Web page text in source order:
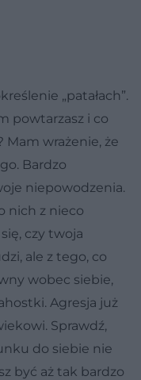
„patałach”.
powtarzasz i co
Mam wrażenie, że
Bardzo
niepowodzenia.
nich z nieco
czy twoja
ale z tego, co
wobec siebie,
Agresja już
Sprawdź,
do siebie nie
być aż tak bardzo